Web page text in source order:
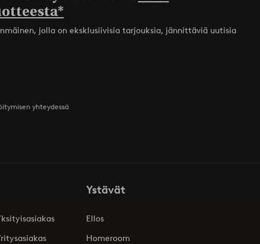
jolla on eksklusiivisia tarjouksia, jännittäviä uutisia
yhteydessä
Ystävät
Ellos
Homeroom